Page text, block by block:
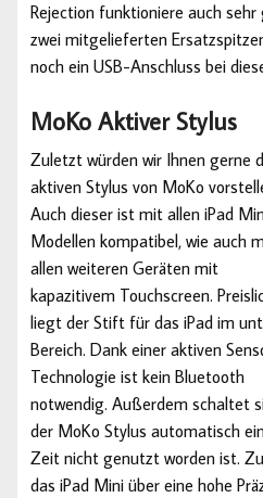
Rejection funktioniere auch
zwei mitgelieferten
noch ein USB-Anschluss bei
MoKo Aktiver Stylus
Zuletzt würden wir Ihnen gerne
aktiven Stylus von MoKo
Auch dieser ist mit allen iPad
Modellen kompatibel, wie auch
allen weiteren Geräten mit
kapazitivem Touchscreen.
liegt der Stift für das iPad im
Bereich. Dank einer aktiven
Technologie ist kein Bluetooth
notwendig. Außerdem schaltet
der MoKo Stylus automatisch
Zeit nicht genutzt worden ist.
das iPad Mini über eine hohe